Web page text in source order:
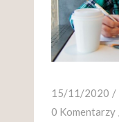
15/11/2020
0 Komentarzy